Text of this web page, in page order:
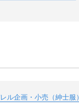
ル企画・小売（紳士服）